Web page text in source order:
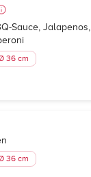
Sauce, Jalapenos,
36 cm
36 cm